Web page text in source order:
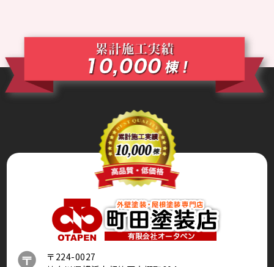
〒224-0027